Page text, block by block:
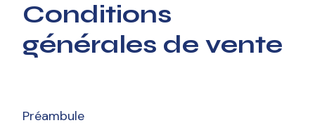
Conditions
générales de vente
Préambule